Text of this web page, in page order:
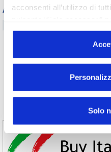
acconsenti all’utilizzo di
o profilazione viene
“Personalizza le scelte” è
volontà in relazione a
Solo
Archivio
2018
2017
2013